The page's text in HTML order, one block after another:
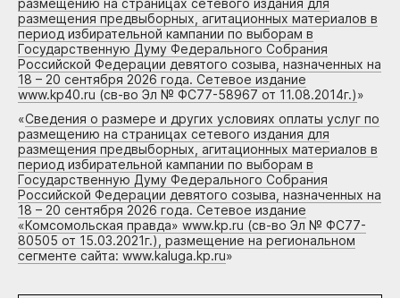
размещения предвыборных, агитационных материалов в
период избирательной кампании по выборам в
Государственную Думу Федерального Собрания
Российской Федерации девятого созыва, назначенных на
18 – 20 сентября 2026 года. Сетевое издание
www.kp40.ru (св-во Эл № ФС77-58967 от 11.08.2014г.)»
«Сведения о размере и других условиях оплаты услуг по
размещению на страницах сетевого издания для
размещения предвыборных, агитационных материалов в
период избирательной кампании по выборам в
Государственную Думу Федерального Собрания
Российской Федерации девятого созыва, назначенных на
18 – 20 сентября 2026 года. Сетевое издание
«Комсомольская правда» www.kp.ru (св-во Эл № ФС77-
80505 от 15.03.2021г.), размещение на региональном
сегменте сайта: www.kaluga.kp.ru»